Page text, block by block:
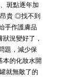
斑點逐年加
貴 ◎找不到
手作護膚品
況變好了，
題，減少保
本的化妝水開
就無敵了的